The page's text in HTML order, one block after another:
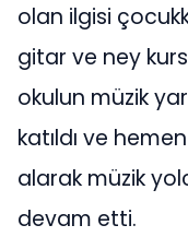
olan ilgisi
gitar ve ney
okulun müzik
katıldı ve
alarak müzik
devam etti.